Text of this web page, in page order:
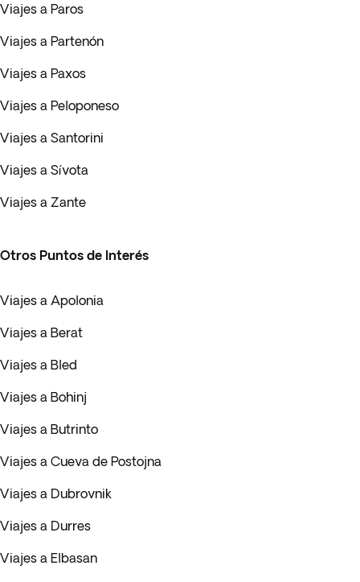
Viajes a Paros
Viajes a Partenón
Viajes a Paxos
Viajes a Peloponeso
Viajes a Santorini
Viajes a Sívota
Viajes a Zante
Otros Puntos de Interés
Viajes a Apolonia
Viajes a Berat
Viajes a Bled
Viajes a Bohinj
Viajes a Butrinto
Viajes a Cueva de Postojna
Viajes a Dubrovnik
Viajes a Durres
Viajes a Elbasan